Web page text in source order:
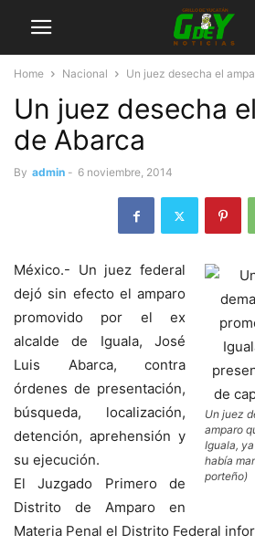
Home Nacional Un juez desecha el
Un juez desecha
de Abarca
By admin - 6 noviembre, 2014
Un juez
amparo
Iguala,
había
porteño)
México.- Un juez federal
dejó sin efecto el amparo
promovido por el ex
alcalde de Iguala, José
Luis Abarca, contra
órdenes de presentación,
búsqueda, localización,
detención, aprehensión y
su ejecución.
El Juzgado Primero de
Distrito de Amparo en
Materia Penal el Distrito Federal